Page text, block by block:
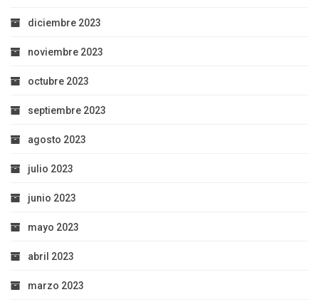
diciembre 2023
noviembre 2023
octubre 2023
septiembre 2023
agosto 2023
julio 2023
junio 2023
mayo 2023
abril 2023
marzo 2023